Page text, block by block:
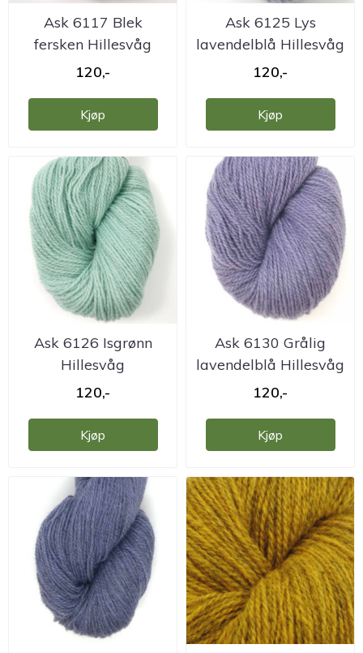
Ask 6117 Blek
fersken Hillesvåg
ullvarefabrikk
120,-
Kjøp
Ask 6125 Lys
lavendelblå Hillesvåg
ullvarefabrikk
120,-
Kjøp
Ask 6126 Isgrønn
Hillesvåg
ullvarefabrikk
120,-
Kjøp
Ask 6130 Grålig
lavendelblå Hillesvåg
...
120,-
Kjøp